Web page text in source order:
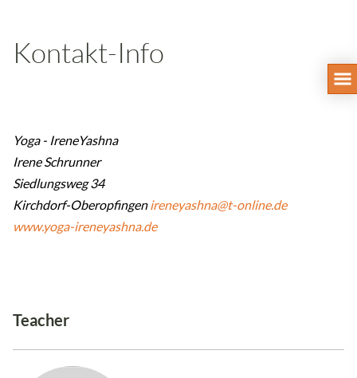
Kontakt-Info
Yoga - IreneYashna
Irene Schrunner
Siedlungsweg 34
Kirchdorf-Oberopfingen ireneyashna@t-online.de
www.yoga-ireneyashna.de
Teacher